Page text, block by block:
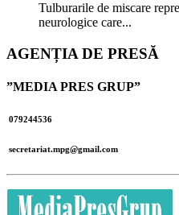
Tulburarile de miscare
neurologice care...
AGENȚIA DE PRESĂ
”MEDIA PRES GRUP”
079244536
secretariat.mpg@gmail.com